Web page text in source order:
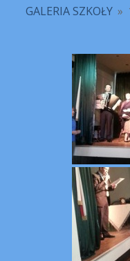
GALERIA SZKOŁY »